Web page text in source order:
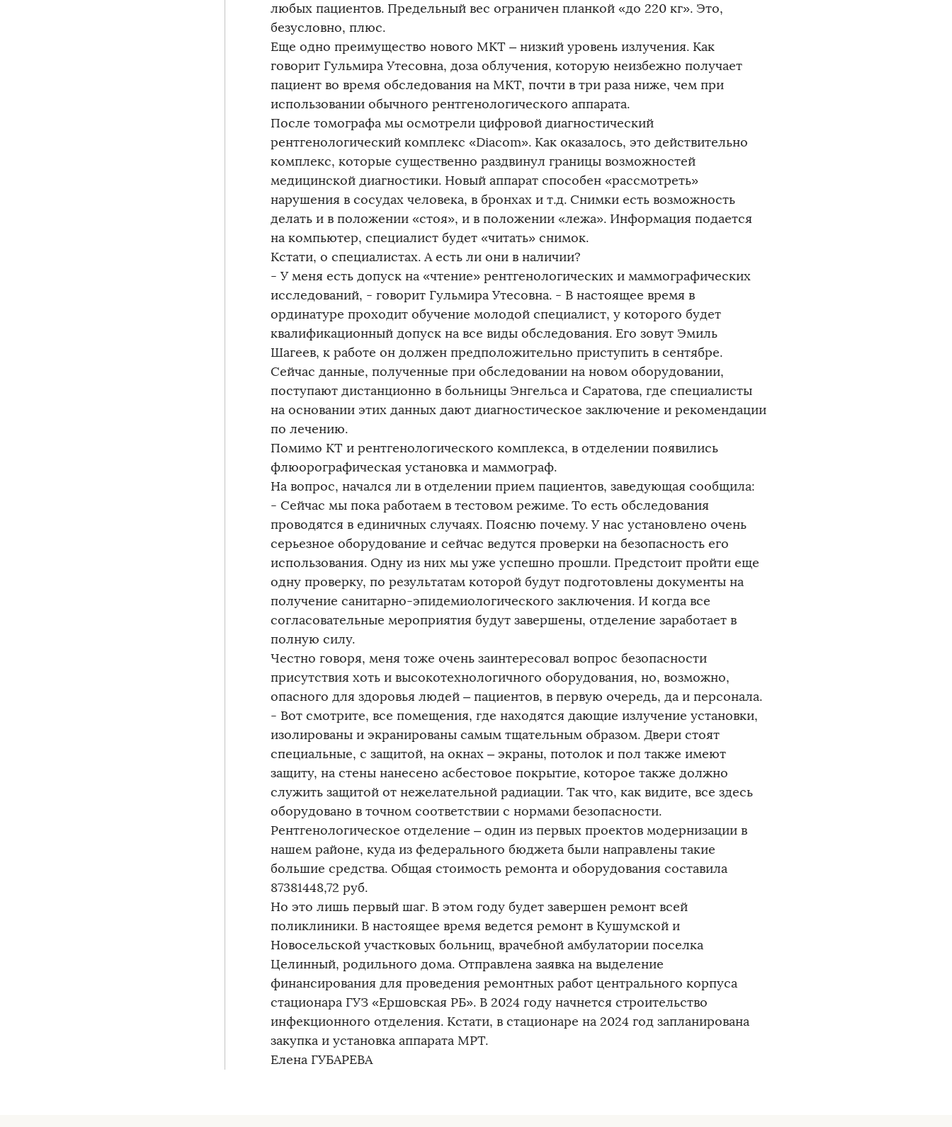
любых пациентов. Предельный вес ограничен планкой «до 220 кг». Это,
безусловно, плюс.
Еще одно преимущество нового МКТ – низкий уровень излучения. Как
говорит Гульмира Утесовна, доза облучения, которую неизбежно получает
пациент во время обследования на МКТ, почти в три раза ниже, чем при
использовании обычного рентгенологического аппарата.
После томографа мы осмотрели цифровой диагностический
рентгенологический комплекс «Diacom». Как оказалось, это действительно
комплекс, которые существенно раздвинул границы возможностей
медицинской диагностики. Новый аппарат способен «рассмотреть»
нарушения в сосудах человека, в бронхах и т.д. Снимки есть возможность
делать и в положении «стоя», и в положении «лежа». Информация подается
на компьютер, специалист будет «читать» снимок.
Кстати, о специалистах. А есть ли они в наличии?
- У меня есть допуск на «чтение» рентгенологических и маммографических
исследований, - говорит Гульмира Утесовна. - В настоящее время в
ординатуре проходит обучение молодой специалист, у которого будет
квалификационный допуск на все виды обследования. Его зовут Эмиль
Шагеев, к работе он должен предположительно приступить в сентябре.
Сейчас данные, полученные при обследовании на новом оборудовании,
поступают дистанционно в больницы Энгельса и Саратова, где специалисты
на основании этих данных дают диагностическое заключение и рекомендации
по лечению.
Помимо КТ и рентгенологического комплекса, в отделении появились
флюорографическая установка и маммограф.
На вопрос, начался ли в отделении прием пациентов, заведующая сообщила:
- Сейчас мы пока работаем в тестовом режиме. То есть обследования
проводятся в единичных случаях. Поясню почему. У нас установлено очень
серьезное оборудование и сейчас ведутся проверки на безопасность его
использования. Одну из них мы уже успешно прошли. Предстоит пройти еще
одну проверку, по результатам которой будут подготовлены документы на
получение санитарно-эпидемиологического заключения. И когда все
согласовательные мероприятия будут завершены, отделение заработает в
полную силу.
Честно говоря, меня тоже очень заинтересовал вопрос безопасности
присутствия хоть и высокотехнологичного оборудования, но, возможно,
опасного для здоровья людей – пациентов, в первую очередь, да и персонала.
- Вот смотрите, все помещения, где находятся дающие излучение установки,
изолированы и экранированы самым тщательным образом. Двери стоят
специальные, с защитой, на окнах – экраны, потолок и пол также имеют
защиту, на стены нанесено асбестовое покрытие, которое также должно
служить защитой от нежелательной радиации. Так что, как видите, все здесь
оборудовано в точном соответствии с нормами безопасности.
Рентгенологическое отделение – один из первых проектов модернизации в
нашем районе, куда из федерального бюджета были направлены такие
большие средства. Общая стоимость ремонта и оборудования составила
87381448,72 руб.
Но это лишь первый шаг. В этом году будет завершен ремонт всей
поликлиники. В настоящее время ведется ремонт в Кушумской и
Новосельской участковых больниц, врачебной амбулатории поселка
Целинный, родильного дома. Отправлена заявка на выделение
финансирования для проведения ремонтных работ центрального корпуса
стационара ГУЗ «Ершовская РБ». В 2024 году начнется строительство
инфекционного отделения. Кстати, в стационаре на 2024 год запланирована
закупка и установка аппарата МРТ.
Елена ГУБАРЕВА